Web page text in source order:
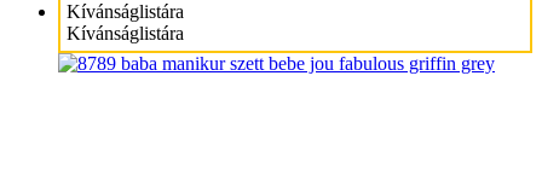
Kívánságlistára
Kívánságlistára